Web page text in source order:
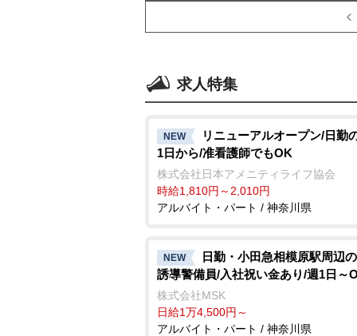
求人特集
NEW
リニューアルオープン/日勤
1日から/准看護師でもOK
株式会社日本アメニティライフ協会
時給1,810円～2,010円
アルバイト・パート / 神奈川県
NEW
日勤・小田急相模原駅周辺
誘導警備員/入社祝い金あり/週1日～
株式会社MSK
日給1万4,500円～
アルバイト・パート / 神奈川県